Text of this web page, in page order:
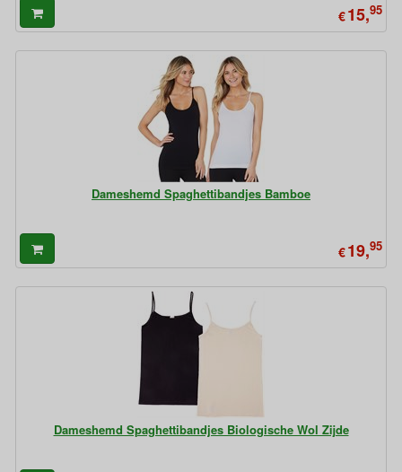
€15,95
Dameshemd Spaghettibandjes Bamboe
€19,95
Dameshemd Spaghettibandjes Biologische Wol Zijde